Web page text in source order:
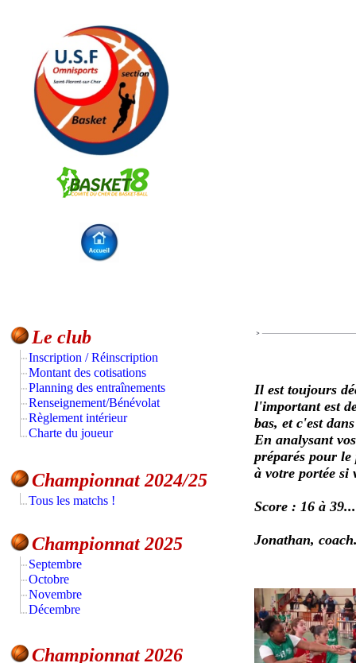
Le club
Inscription / Réinscription
Montant des cotisations
Planning des entraînements
Renseignement/Bénévolat
Règlement intérieur
Charte du joueur
Il est toujours
l'important est
bas, et c'est
En analysant
préparés pour
à votre portée si
Score : 16 à 39...
Jonathan,
Championnat 2024/25
Tous les matchs !
Championnat 2025
Septembre
Octobre
Novembre
Décembre
Championnat 2026